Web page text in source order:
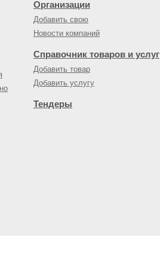
Организации
Добавить свою
Новости компаний
Справочник товаров и услуг
Добавить товар
Добавить услугу
Тендеры